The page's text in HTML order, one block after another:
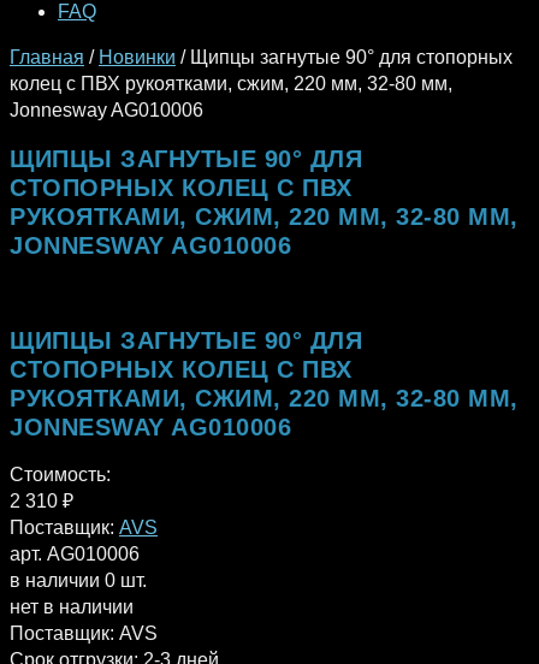
FAQ
Главная / Новинки / Щипцы загнутые 90° для стопорных
колец с ПВХ рукоятками, сжим, 220 мм, 32-80 мм,
Jonnesway AG010006
ЩИПЦЫ ЗАГНУТЫЕ 90° ДЛЯ
СТОПОРНЫХ КОЛЕЦ С ПВХ
РУКОЯТКАМИ, СЖИМ, 220 ММ, 32-80 ММ,
JONNESWAY AG010006
ЩИПЦЫ ЗАГНУТЫЕ 90° ДЛЯ
СТОПОРНЫХ КОЛЕЦ С ПВХ
РУКОЯТКАМИ, СЖИМ, 220 ММ, 32-80 ММ,
JONNESWAY AG010006
Стоимость:
2 310 ₽
Поставщик: AVS
арт. AG010006
в наличии 0 шт.
нет в наличии
Поставщик: AVS
Срок отгрузки: 2-3 дней